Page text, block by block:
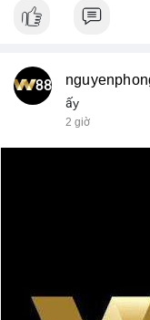
ấy
2 giờ